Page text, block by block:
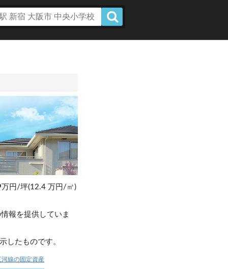
万円/坪(12.4 万円/㎡)
報を提供していま
したものです。
河線の固定資産